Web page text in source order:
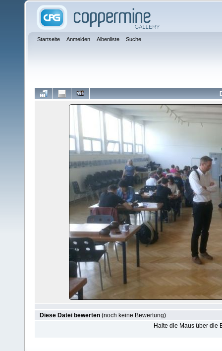
Startseite Anmelden Albenliste Suche
Diese Datei bewerten (noch keine Bewertung)
Halte die Maus über die